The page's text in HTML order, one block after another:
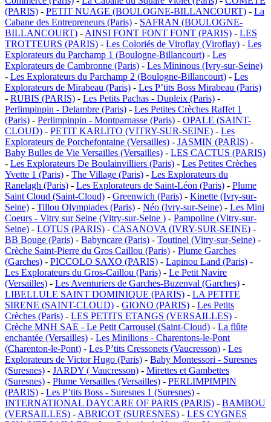
(PARIS) - PETIT NUAGE (BOULOGNE-BILLANCOURT) - La
Cabane des Entrepreneurs (Paris) - SAFRAN (BOULOGNE-
BILLANCOURT) - AINSI FONT FONT FONT (PARIS) - LES
TROTTEURS (PARIS) - Les Coloriés de Viroflay (Viroflay) - Les
Explorateurs du Parchamp 1 (Boulogne-Billancourt) - Les
Explorateurs de Cambronne (Paris) - Les Mininous (Ivry-sur-Seine)
- Les Explorateurs du Parchamp 2 (Boulogne-Billancourt) - Les
Explorateurs de Mirabeau (Paris) - Les P’tits Boss Mirabeau (Paris)
- RUBIS (PARIS) - Les Petits Pachas - Dupleix (Paris) -
Perlimpinpin - Delambre (Paris) - Les Petites Crèches Raffet 1
(Paris) - Perlimpinpin - Montparnasse (Paris) - OPALE (SAINT-
CLOUD) - PETIT KARLITO (VITRY-SUR-SEINE) - Les
Explorateurs de Porchefontaine (Versailles) - JASMIN (PARIS) -
Baby Bulles de Vie Versailles (Versailles) - LES CACTUS (PARIS)
- Les Explorateurs De Boulainvilliers (Paris) - Les Petites Crèches
Yvette 1 (Paris) - The Village (Paris) - Les Explorateurs du
Ranelagh (Paris) - Les Explorateurs de Saint-Léon (Paris) - Plume
Saint Cloud (Saint-Cloud) - Greenwich (Paris) - Kinette (Ivry-sur-
Seine) - Tillou Olympiades (Paris) - Néo (Ivry-sur-Seine) - Les Mini
Coeurs - Vitry sur Seine (Vitry-sur-Seine ) - Pampoline (Vitry-sur-
Seine) - LOTUS (PARIS) - CASANOVA (IVRY-SUR-SEINE) -
BB Bouge (Paris) - Babyncare (Paris) - Toutinel (Vitry-sur-Seine) -
Crèche Saint-Pierre du Gros Caillou (Paris) - Plume Garches
(Garches) - PICCOLO SAXO (PARIS) - Lapinou Land (Paris) -
Les Explorateurs du Gros-Caillou (Paris) - Le Petit Navire
(Versailles) - Les Aventuriers de Garches-Buzenval (Garches) -
LIBELLULE SAINT DOMINIQUE (PARIS) - LA PETITE
SIRENE (SAINT-CLOUD) - GIONO (PARIS) - Les Petits
Crèches (Paris) - LES PETITS ETANGS (VERSAILLES) -
Crèche MNH SAE - Le Petit Carrousel (Saint-Cloud) - La flûte
enchantée (Versailles) - Les Minilions - Charentons-le-Pont
(Charenton-le-Pont) - Les P’tits Cressonets (Vaucresson) - Les
Explorateurs de Victor Hugo (Paris) - Baby Montessori - Suresnes
(Suresnes) - JARDY ( Vaucresson) - Mirettes et Gambettes
(Suresnes) - Plume Versailles (Versailles) - PERLIMPIMPIN
(PARIS) - Les P’tits Boss - Suresnes 1 (Suresnes) -
INTERNATIONAL DAYCARE OF PARIS (PARIS) - BAMBOU
(VERSAILLES) - ABRICOT (SURESNES) - LES CYGNES